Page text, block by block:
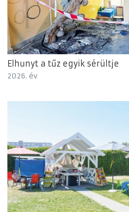
Elhunyt a tűz egyik sérültje
2026. év